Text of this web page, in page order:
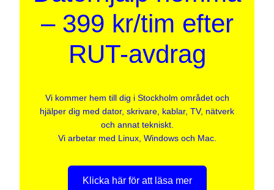
– 399 kr/tim efter
RUT-avdrag
Vi kommer hem till dig i Stockholm området och
hjälper dig med dator, skrivare, kablar, TV, nätverk
och annat tekniskt.
Vi arbetar med Linux, Windows och Mac.
Klicka här för att läsa mer